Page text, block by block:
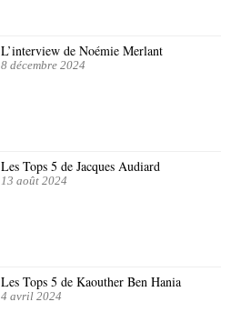
L’interview de Noémie Merlant
8 décembre 2024
Les Tops 5 de Jacques Audiard
13 août 2024
Les Tops 5 de Kaouther Ben Hania
4 avril 2024